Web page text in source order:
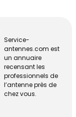
Service-
antennes.com est
un annuaire
recensant les
professionnels de
l’antenne près de
chez vous.